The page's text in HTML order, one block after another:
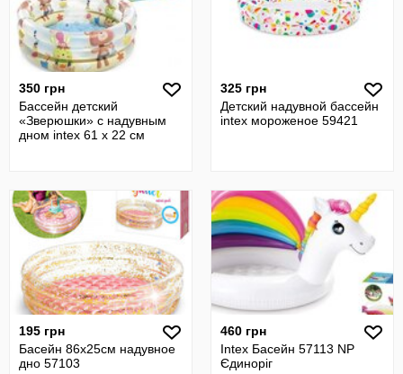
350 грн
Бассейн детский
«Зверюшки» с надувным
дном intex 61 x 22 см
325 грн
Детский надувной бассейн
intex мороженое 59421
195 грн
Басейн 86х25см надувное
дно 57103
460 грн
Intex Басейн 57113 NP
Єдиноріг